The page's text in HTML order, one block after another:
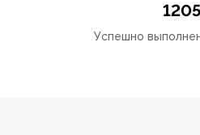
1205
Успешно